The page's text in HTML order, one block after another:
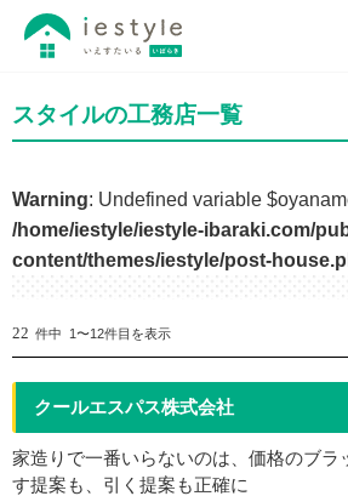
スタイルの工務店一覧
Warning: Undefined variable
/home/iestyle/iestyle-ibaraki.com/
content/themes/iestyle/post-
22 件中 1〜12件目を表示
クールエスパス株式会社
家造りで一番いらないのは、価格のブラ
す提案も、引く提案も正確に